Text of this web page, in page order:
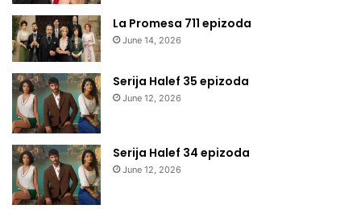
La Promesa 711 epizoda
June 14, 2026
Serija Halef 35 epizoda
June 12, 2026
Serija Halef 34 epizoda
June 12, 2026